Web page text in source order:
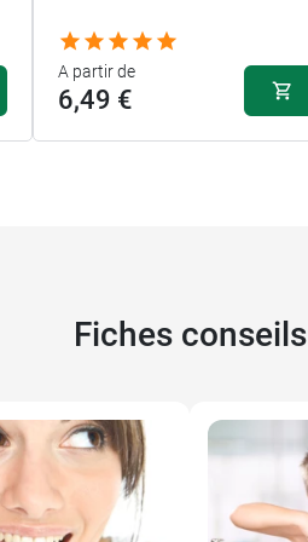
A partir de
6,49 €
Fiches conseils